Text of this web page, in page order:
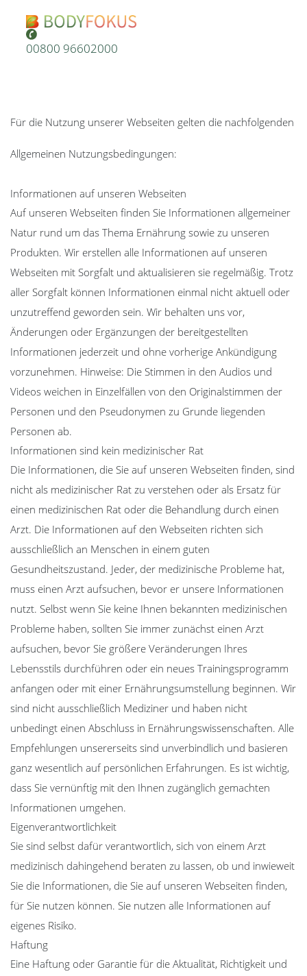
00800 96602000
Für die Nutzung unserer Webseiten gelten die nachfolgenden
Allgemeinen Nutzungsbedingungen:
Informationen auf unseren Webseiten
Auf unseren Webseiten finden Sie Informationen allgemeiner
Natur rund um das Thema Ernährung sowie zu unseren
Produkten. Wir erstellen alle Informationen auf unseren
Webseiten mit Sorgfalt und aktualisieren sie regelmäßig. Trotz
aller Sorgfalt können Informationen einmal nicht aktuell oder
unzutreffend geworden sein. Wir behalten uns vor,
Änderungen oder Ergänzungen der bereitgestellten
Informationen jederzeit und ohne vorherige Ankündigung
vorzunehmen. Hinweise: Die Stimmen in den Audios und
Videos weichen in Einzelfällen von den Originalstimmen der
Personen und den Pseudonymen zu Grunde liegenden
Personen ab.
Informationen sind kein medizinischer Rat
Die Informationen, die Sie auf unseren Webseiten finden, sind
nicht als medizinischer Rat zu verstehen oder als Ersatz für
einen medizinischen Rat oder die Behandlung durch einen
Arzt. Die Informationen auf den Webseiten richten sich
ausschließlich an Menschen in einem guten
Gesundheitszustand. Jeder, der medizinische Probleme hat,
muss einen Arzt aufsuchen, bevor er unsere Informationen
nutzt. Selbst wenn Sie keine Ihnen bekannten medizinischen
Probleme haben, sollten Sie immer zunächst einen Arzt
aufsuchen, bevor Sie größere Veränderungen Ihres
Lebensstils durchführen oder ein neues Trainingsprogramm
anfangen oder mit einer Ernährungsumstellung beginnen. Wir
sind nicht ausschließlich Mediziner und haben nicht
unbedingt einen Abschluss in Ernährungswissenschaften. Alle
Empfehlungen unsererseits sind unverbindlich und basieren
ganz wesentlich auf persönlichen Erfahrungen. Es ist wichtig,
dass Sie vernünftig mit den Ihnen zugänglich gemachten
Informationen umgehen.
Eigenverantwortlichkeit
Sie sind selbst dafür verantwortlich, sich von einem Arzt
medizinisch dahingehend beraten zu lassen, ob und inwieweit
Sie die Informationen, die Sie auf unseren Webseiten finden,
für Sie nutzen können. Sie nutzen alle Informationen auf
eigenes Risiko.
Haftung
Eine Haftung oder Garantie für die Aktualität, Richtigkeit und